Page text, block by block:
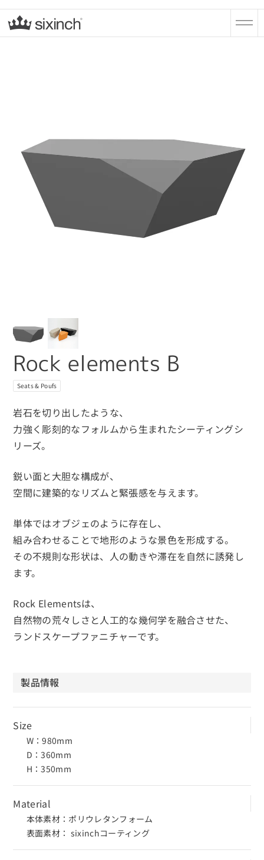
Rock elements B
Seats & Poufs
岩石を切り出したような、
力強く彫刻的なフォルムから生まれたシーティングシ
リーズ。
鋭い面と大胆な構成が、
空間に建築的なリズムと緊張感を与えます。
単体ではオブジェのように存在し、
組み合わせることで地形のような景色を形成する。
その不規則な形状は、人の動きや滞在を自然に誘発し
ます。
Rock Elementsは、
自然物の荒々しさと人工的な幾何学を融合させた、
ランドスケープファニチャーです。
製品情報
Size
W：980mm
D：360mm
H：350mm
Material
本体素材：ポリウレタンフォーム
表面素材： sixinchコーティング